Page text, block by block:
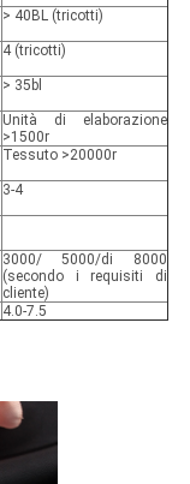
> 40BL (tricotti)
4 (tricotti)
> 35bl
Unità di elaborazione
>1500r
Tessuto >20000r
3-4
3000/ 5000/di 8000
(secondo i requisiti di
cliente)
4.0-7.5